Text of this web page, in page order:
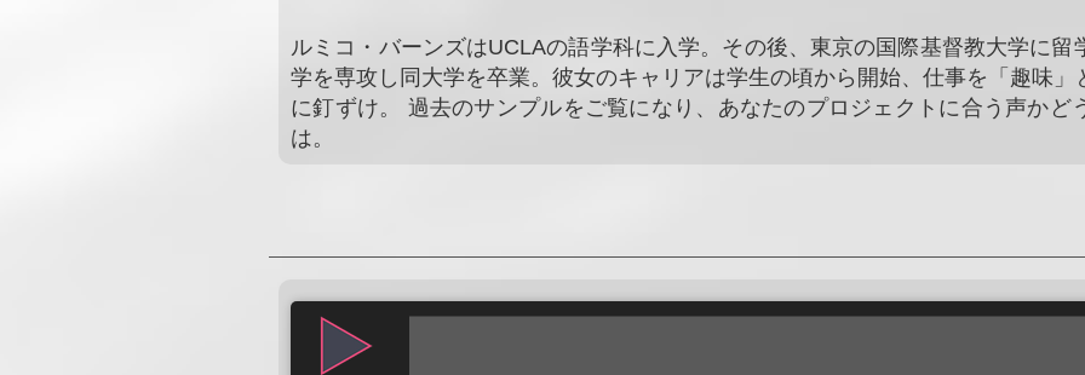
ルミコ・バーンズはUCLAの語学科に入学。その後、東京の国際基督教大学に留
学を専攻し同大学を卒業。彼女のキャリアは学生の頃から開始、仕事を「趣味
に釘ずけ。 過去のサンプルをご覧になり、あなたのプロジェクトに合う声かど
は。